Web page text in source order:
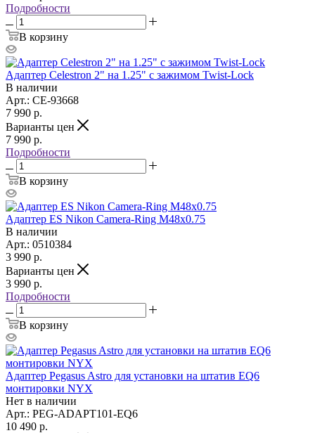
Подробности
В корзину
Адаптер Celestron 2" на 1.25" с зажимом Twist-Lock
В наличии
Арт.: CE-93668
7 990 р.
Варианты цен
7 990 р.
Подробности
В корзину
Адаптер ES Nikon Camera-Ring M48x0.75
В наличии
Арт.: 0510384
3 990 р.
Варианты цен
3 990 р.
Подробности
В корзину
Адаптер Pegasus Astro для установки на штатив EQ6
монтировки NYX
Нет в наличии
Арт.: PEG-ADAPT101-EQ6
10 490 р.